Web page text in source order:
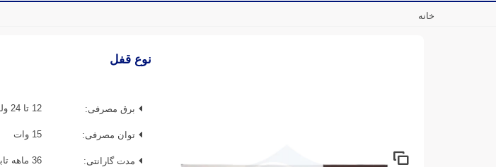
خانه
نوع قفل
برق مصرفی: 12 تا 24 ولت
توان مصرفی: 15 وات
مدت گارانتی: 36 ماهه تابا الکترونیک